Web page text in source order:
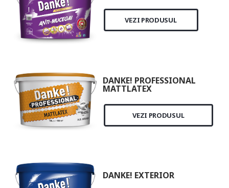
VEZI PRODUSUL
DANKE! PROFESSIONAL
MATTLATEX
VEZI PRODUSUL
DANKE! EXTERIOR